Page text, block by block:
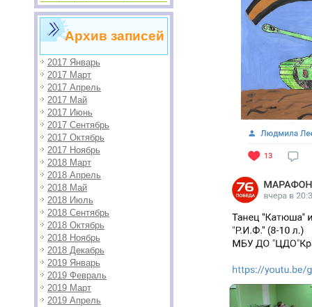
Архив записей
2017 Январь
2017 Март
2017 Апрель
2017 Май
2017 Июнь
2017 Сентябрь
2017 Октябрь
2017 Ноябрь
2018 Март
2018 Апрель
2018 Май
2018 Июль
2018 Сентябрь
2018 Октябрь
2018 Ноябрь
2018 Декабрь
2019 Январь
2019 Февраль
2019 Март
2019 Апрель